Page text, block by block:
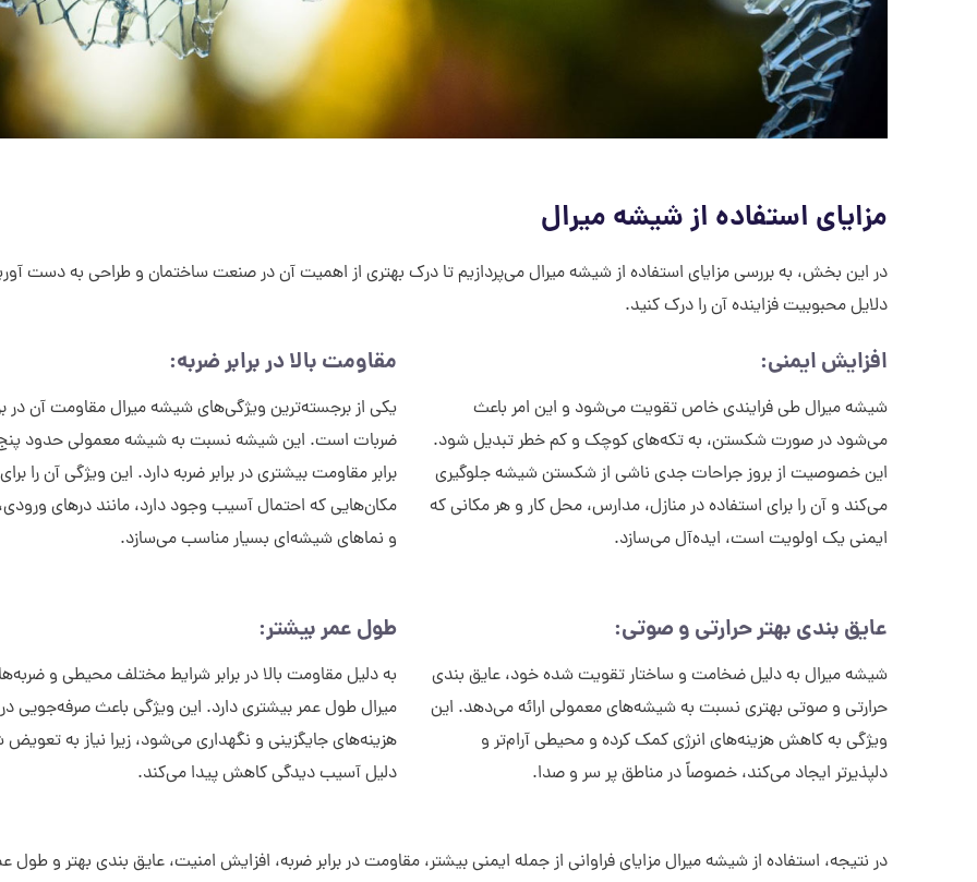
مزایای استفاده از شیشه میرال
در این بخش، به بررسی مزایای استفاده از شیشه میرال می‌پردازیم تا درک بهتری از اهمیت آن در صنعت ساختمان و طراحی به دست
دلایل محبوبیت فزاینده آن را درک کنید.
افزایش ایمنی:
شیشه میرال طی فرایندی خاص تقویت می‌شود و این امر باعث
می‌شود در صورت شکستن، به تکه‌های کوچک و کم خطر تبدیل شود.
این خصوصیت از بروز جراحات جدی ناشی از شکستن شیشه جلوگیری
می‌کند و آن را برای استفاده در منازل، مدارس، محل کار و هر مکانی که
ایمنی یک اولویت است، ایده‌آل می‌سازد.
مقاومت بالا در برابر ضربه:
یکی از برجسته‌ترین ویژگی‌های شیشه میرال مقاومت آن در
ضربات است. این شیشه نسبت به شیشه معمولی حدود
برابر مقاومت بیشتری در برابر ضربه دارد. این ویژگی آن را
مکان‌هایی که احتمال آسیب وجود دارد، مانند درهای
و نماهای شیشه‌ای بسیار مناسب می‌سازد.
عایق بندی بهتر حرارتی و صوتی:
شیشه میرال به دلیل ضخامت و ساختار تقویت شده خود، عایق بندی
حرارتی و صوتی بهتری نسبت به شیشه‌های معمولی ارائه می‌دهد. این
ویژگی به کاهش هزینه‌های انرژی کمک کرده و محیطی آرام‌تر و
دلپذیرتر ایجاد می‌کند، خصوصاً در مناطق پر سر و صدا.
طول عمر بیشتر:
به دلیل مقاومت بالا در برابر شرایط مختلف محیطی و
میرال طول عمر بیشتری دارد. این ویژگی باعث صرفه‌جویی در
هزینه‌های جایگزینی و نگهداری می‌شود، زیرا نیاز به
دلیل آسیب دیدگی کاهش پیدا می‌کند.
در نتیجه، استفاده از شیشه میرال مزایای فراوانی از جمله ایمنی بیشتر، مقاومت در برابر ضربه، افزایش امنیت، عایق بندی بهتر و طول